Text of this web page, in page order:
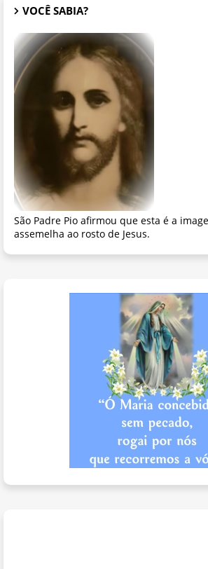
VOCÊ SABIA?
São Padre Pio afirmou que esta é a
assemelha ao rosto de Jesus.